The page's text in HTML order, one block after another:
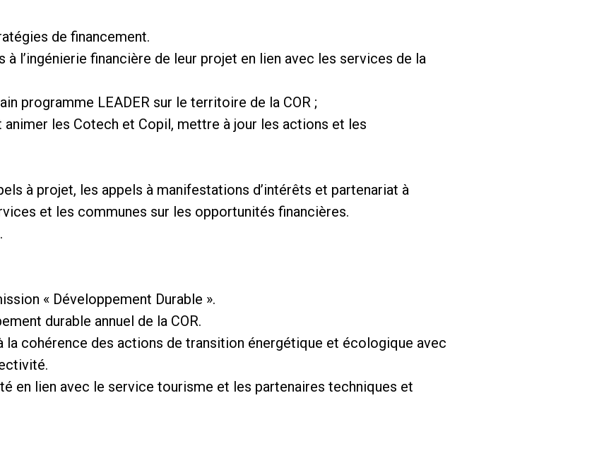
de financement.
l’ingénierie financière de leur projet en lien avec les services de la
programme LEADER sur le territoire de la COR ;
les Cotech et Copil, mettre à jour les actions et les
à projet, les appels à manifestations d’intérêts et partenariat à
et les communes sur les opportunités financières.
« Développement Durable ».
durable annuel de la COR.
la cohérence des actions de transition énergétique et écologique avec
en lien avec le service tourisme et les partenaires techniques et